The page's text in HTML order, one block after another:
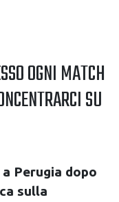
OGNI MATCH
SU
Perugia dopo
sulla